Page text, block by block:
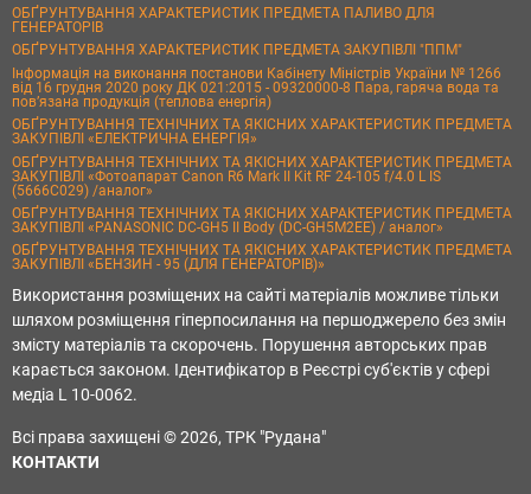
ОБҐРУНТУВАННЯ ХАРАКТЕРИСТИК ПРЕДМЕТА ПАЛИВО ДЛЯ
ГЕНЕРАТОРІВ
ОБҐРУНТУВАННЯ ХАРАКТЕРИСТИК ПРЕДМЕТА ЗАКУПІВЛІ "ППМ"
Інформація на виконання постанови Кабінету Міністрів України № 1266
від 16 грудня 2020 року ДК 021:2015 - 09320000-8 Пара, гаряча вода та
пов’язана продукція (теплова енергія)
ОБҐРУНТУВАННЯ ТЕХНІЧНИХ ТА ЯКІСНИХ ХАРАКТЕРИСТИК ПРЕДМЕТА
ЗАКУПІВЛІ «ЕЛЕКТРИЧНА ЕНЕРГІЯ»
ОБҐРУНТУВАННЯ ТЕХНІЧНИХ ТА ЯКІСНИХ ХАРАКТЕРИСТИК ПРЕДМЕТА
ЗАКУПІВЛІ «Фотоапарат Canon R6 Mark II Kit RF 24-105 f/4.0 L IS
(5666C029) /аналог»
ОБҐРУНТУВАННЯ ТЕХНІЧНИХ ТА ЯКІСНИХ ХАРАКТЕРИСТИК ПРЕДМЕТА
ЗАКУПІВЛІ «PANASONIC DC-GH5 II Body (DC-GH5M2EE) / аналог»
ОБҐРУНТУВАННЯ ТЕХНІЧНИХ ТА ЯКІСНИХ ХАРАКТЕРИСТИК ПРЕДМЕТА
ЗАКУПІВЛІ «БЕНЗИН - 95 (ДЛЯ ГЕНЕРАТОРІВ)»
Використання розміщених на сайті матеріалів можливе тільки
шляхом розміщення гіперпосилання на першоджерело без змін
змісту матеріалів та скорочень. Порушення авторських прав
карається законом. Ідентифікатор в Реєстрі суб'єктів у сфері
медіа L 10-0062.
Всі права захищені © 2026, ТРК "Рудана"
КОНТАКТИ